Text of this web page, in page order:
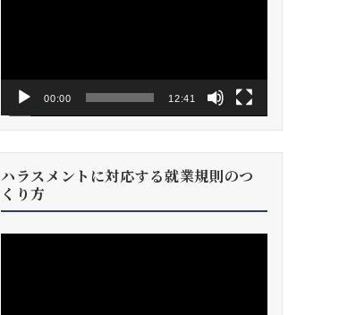
00:00 12:41
ハラスメントに対応する就業規則のつ
くり方